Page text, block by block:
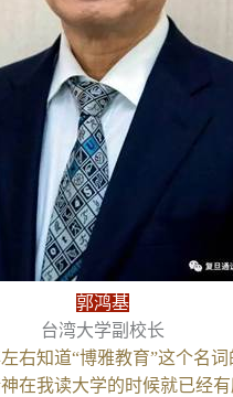
郭鸿基
台湾大学副校长
右知道“博雅教育”这个名
在我读大学的时候就已经有